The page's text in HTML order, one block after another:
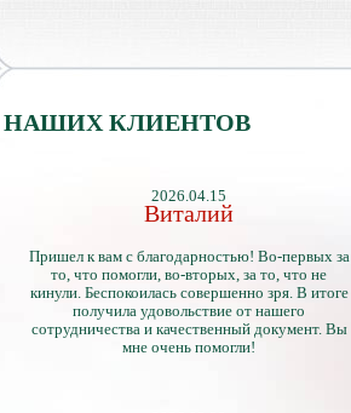
КЛИЕНТОВ
2026.04.15
Виталий
Пришел к вам с благодарностью! Во-первых за
то, что помогли, во-вторых, за то, что не
кинули. Беспокоилась совершенно зря. В итоге
получила удовольствие от нашего
сотрудничества и качественный документ. Вы
мне очень помогли!